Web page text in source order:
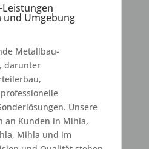
und Umgebung
Metallbau-
darunter
Unsere
an Kunden in Mihla,
Mihla und im